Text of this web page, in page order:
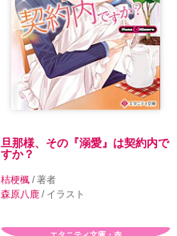
旦那様、その『溺愛』は契約内で
すか？
桔梗楓 / 著者
森原八鹿 / イラスト